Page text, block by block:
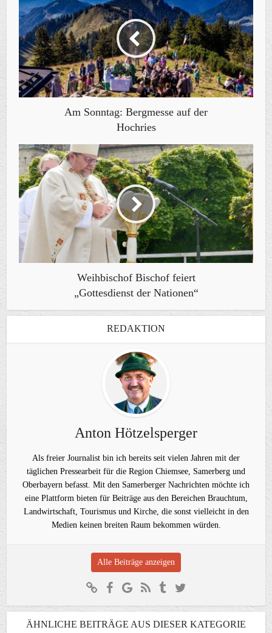
Am Sonntag: Bergmesse auf der
Hochries
Weihbischof Bischof feiert
„Gottesdienst der Nationen“
REDAKTION
Anton Hötzelsperger
Als freier Journalist bin ich bereits seit vielen Jahren mit der
täglichen Pressearbeit für die Region Chiemsee, Samerberg und
Oberbayern befasst. Mit den Samerberger Nachrichten möchte ich
eine Plattform bieten für Beiträge aus den Bereichen Brauchtum,
Landwirtschaft, Tourismus und Kirche, die sonst vielleicht in den
Medien keinen breiten Raum bekommen würden.
Alle Beiträge anzeigen
ÄHNLICHE BEITRÄGE AUS DIESER KATEGORIE